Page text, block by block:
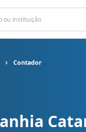
Contador
e Saneamento cargo